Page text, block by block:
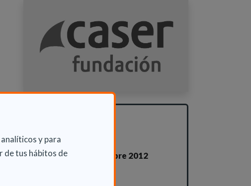
y para
de tus hábitos de
ADICIONAL
Jue 20 Septiembre 2012